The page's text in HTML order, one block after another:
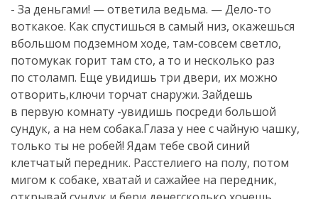
- За деньгами! — ответила ведьма. — Дело-то
воткакое. Как спустишься в самый низ, окажешься
вбольшом подземном ходе, там-совсем светло,
потомукак горит там сто, а то и несколько раз
по столамп. Еще увидишь три двери, их можно
отворить,ключи торчат снаружи. Зайдешь
в первую комнату -увидишь посреди большой
сундук, а на нем собака.Глаза у нее с чайную чашку,
только ты не робей! Ядам тебе свой синий
клетчатый передник. Расстелиего на полу, потом
мигом к собаке, хватай и сажайее на передник,